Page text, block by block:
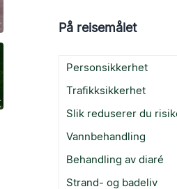
På reisemålet
Personsikkerhet
Trafikksikkerhet
Slik reduserer du
Vannbehandling
Behandling av diaré
Strand- og badeliv